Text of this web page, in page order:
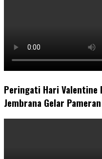
Peringati Hari Valentine
Jembrana Gelar